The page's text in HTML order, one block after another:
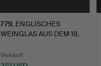
779. ENGLISCHES
WEINGLAS AUS DEM 18.
Verkauft